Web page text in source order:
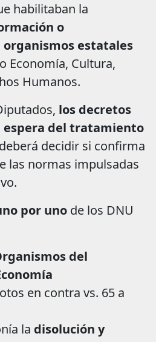
habilitaban la
o
estatales
Economía, Cultura,
Humanos.
los decretos
espera del tratamiento
decidir si confirma
las normas impulsadas
por uno de los DNU
del
en contra vs. 65 a
la disolución y